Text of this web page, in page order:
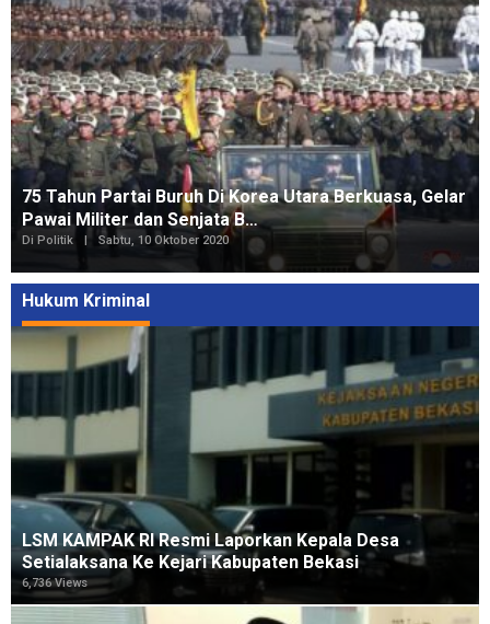
75 Tahun Partai Buruh Di Korea Utara Berkuasa, Gelar
Pawai Militer dan Senjata B…
Di Politik Sabtu, 10 Oktober 2020
Hukum Kriminal
LSM KAMPAK RI Resmi Laporkan Kepala Desa
Setialaksana Ke Kejari Kabupaten Bekasi
6,736 Views